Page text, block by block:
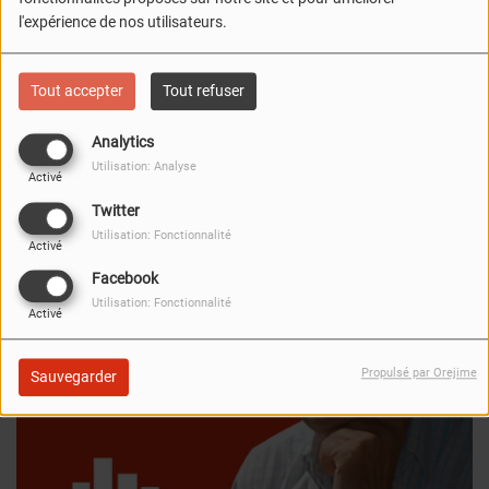
l'expérience de nos utilisateurs.
Tout accepter Tout refuser
Analytics
Activé
Utilisation: Analyse
Twitter
Activé
Utilisation: Fonctionnalité
Facebook
Activé
Utilisation: Fonctionnalité
Sauvegarder Propulsé par Orejime